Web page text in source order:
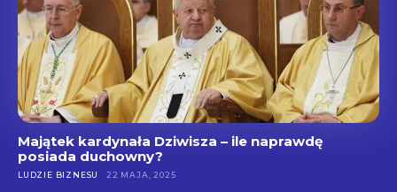
Majątek kardynała Dziwisza – ile naprawdę
posiada duchowny?
LUDZIE BIZNESU 22 MAJA, 2025